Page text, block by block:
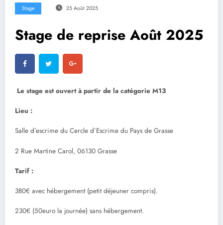
Stage 25 Août 2025
Stage de reprise Août 2025
Le stage est ouvert à partir de la catégorie M13
Lieu :
Salle d’escrime du Cercle d’Escrime du Pays de Grasse
2 Rue Martine Carol, 06130 Grasse
Tarif :
380€ avec hébergement (petit déjeuner compris).
230€ (50euro la journée) sans hébergement.